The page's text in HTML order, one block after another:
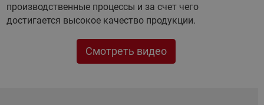
производственные процессы и за счет чего
достигается высокое качество продукции.
Смотреть видео